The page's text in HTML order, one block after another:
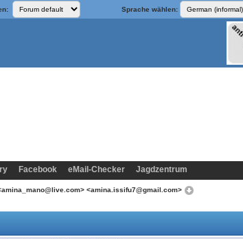
Sprache wählen:
Facebook eMail-Checker Jagdzentrum
<amina.issifu7@gmail.com>